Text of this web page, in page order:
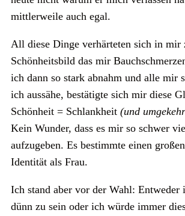
mittlerweile auch egal.
All diese Dinge verhärteten sich in mir
Schönheitsbild das mir
ich dann so stark abnahm und alle mir
ich aussähe, bestätigte sich mir diese
Schönheit = Schlankheit (und
Kein Wunder, dass es mir so schwer
aufzugeben. Es bestimmte einen
Identität als Frau.
Ich stand aber vor der Wahl: Entweder
dünn zu sein oder ich würde immer